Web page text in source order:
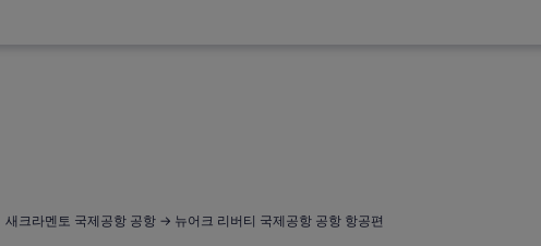
새크라멘토 국제공항 공항 → 뉴어크 리버티 국제공항 공항 항공편